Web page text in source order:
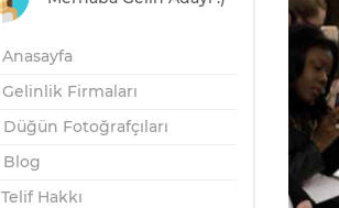
Anasayfa
Gelinlik Firmaları
Düğün Fotoğrafçıları
Blog
Telif Hakkı